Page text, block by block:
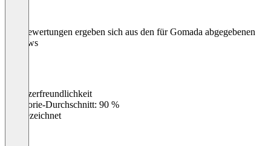
Die Bewertungen ergeben sich aus den für Gomada abgegebenen
Reviews
Benutzerfreundlichkeit
Kategorie-Durchschnitt: 90 %
Ausgezeichnet